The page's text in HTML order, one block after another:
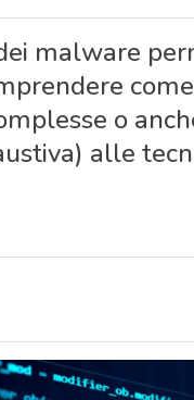
malware
o
alle